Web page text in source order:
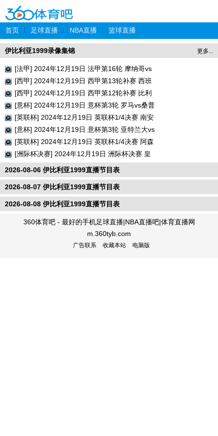
首页 足球直播 NBA直播 篮球直播
更多...
伊比利亚1999录像集锦
[法甲] 2024年12月19日 法甲第16轮 摩纳哥vs
巴黎圣日耳曼 全场录像回放
[西甲] 2024年12月19日 西甲第13轮补赛 西班
牙人vs瓦伦西亚 全场录像回放
[西甲] 2024年12月19日 西甲第12轮补赛 比利
亚雷亚尔vs巴列卡诺 全场录像回放
[意杯] 2024年12月19日 意杯第3轮 罗马vs桑普
多利亚 全场录像回放
[英联杯] 2024年12月19日 英联杯1/4决赛 南安
普顿vs利物浦 全场录像回放
[意杯] 2024年12月19日 意杯第3轮 亚特兰大vs
切塞纳 全场录像回放
[英联杯] 2024年12月19日 英联杯1/4决赛 阿森
纳vs水晶宫 全场录像回放
[洲际杯决赛] 2024年12月19日 洲际杯决赛 皇
家马德里vs帕丘卡 全场录像回放
2026-08-06 伊比利亚1999直播节目表
2026-08-07 伊比利亚1999直播节目表
2026-08-08 伊比利亚1999直播节目表
360体育吧 - 最好的手机足球直播|NBA直播吧|体育直播网
m.360tyb.com
广告联系 收藏本站 电脑版